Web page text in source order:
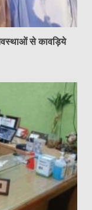
से कावड़िये